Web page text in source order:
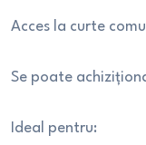
Acces la curte
Se poate
Ideal pentru: